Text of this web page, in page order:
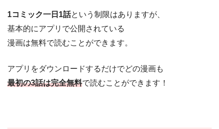
1コミック一日1話という制限はありますが、
基本的にアプリで公開されている
漫画は無料で読むことができます。
アプリをダウンロードするだけでどの漫画も
最初の3話は完全無料で読むことができます！